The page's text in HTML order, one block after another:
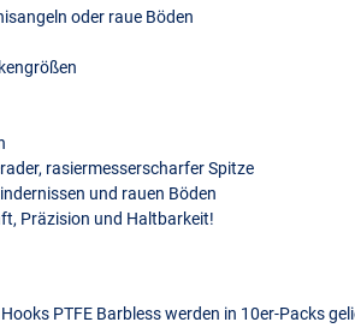
oder raue Böden
rasiermesserscharfer Spitze
und rauen Böden
Präzision und Haltbarkeit!
PTFE Barbless werden in 10er-Packs